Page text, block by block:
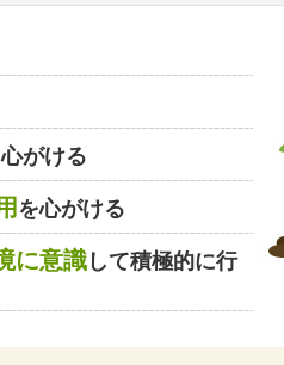
がける
を心がける
に意識して積極的に行